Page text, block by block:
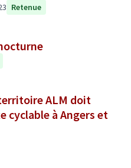
Retenue
ALM doit
cyclable à Angers et